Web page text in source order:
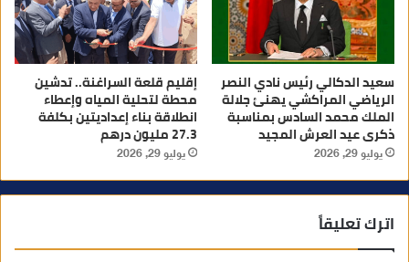
سعيد الدكالي رئيس نادي النصر
الرياضي المراكشي يهنئ جلالة
الملك محمد السادس بمناسبة
ذكرى عيد العرش المجيد
يوليو 29, 2026
إقليم قلعة السراغنة.. تدشين
محطة لتحلية المياه وإعطاء
انطلاقة بناء إعداديتين بكلفة
27.3 مليون درهم
يوليو 29, 2026
اترك تعليقاً